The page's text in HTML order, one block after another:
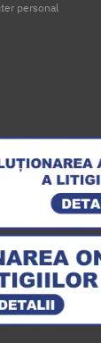
personal